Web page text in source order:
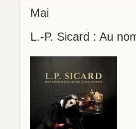
Mai
L.-P. Sicard : Au